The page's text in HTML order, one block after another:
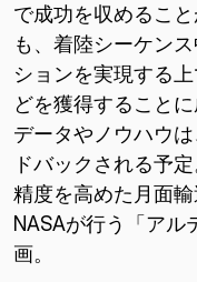
で成功を収めるこ
も、着陸シーケン
ションを実現する
どを獲得すること
データやノウハウ
ドバックされる予
精度を高めた月面
NASAが行う「アル
画。